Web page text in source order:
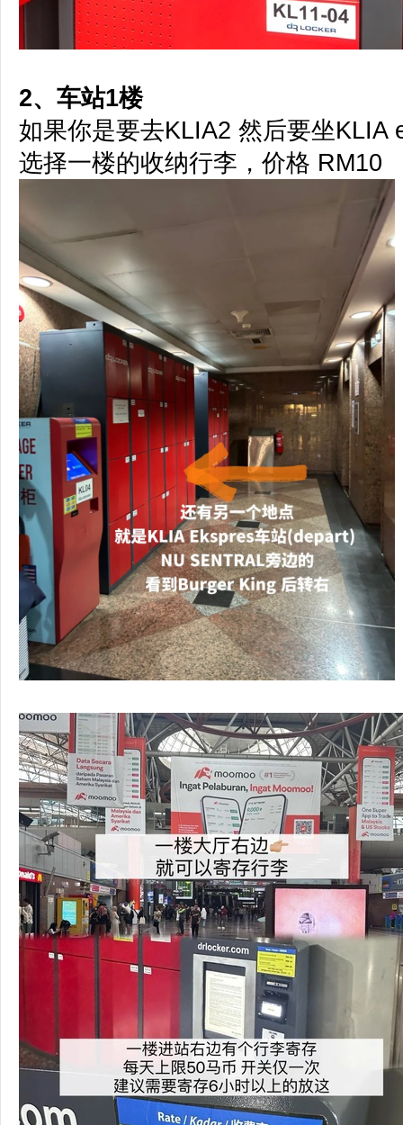
2、车站1楼
如果你是要去KLIA2 然后要坐KLIA
选择一楼的收纳行李，价格 RM10